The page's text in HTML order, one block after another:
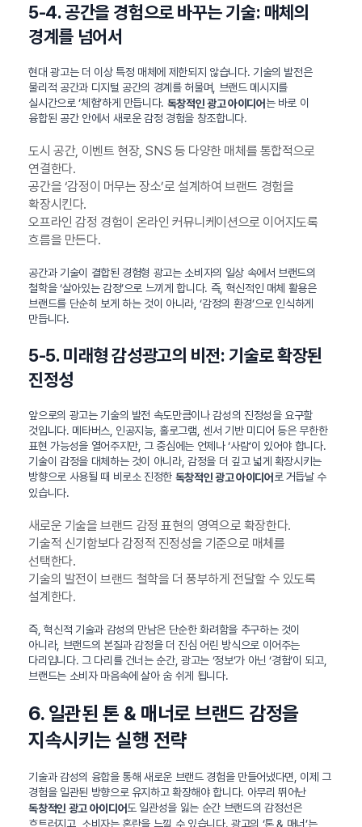
5-4. 공간을 경험으로 바꾸는 기술: 매체의
경계를 넘어서
현대 광고는 더 이상 특정 매체에 제한되지 않습니다. 기술의 발전은
물리적 공간과 디지털 공간의 경계를 허물며, 브랜드 메시지를
실시간으로 ‘체험’하게 만듭니다. 독창적인 광고 아이디어는 바로 이
융합된 공간 안에서 새로운 감정 경험을 창조합니다.
도시 공간, 이벤트 현장, SNS 등 다양한 매체를 통합적으로
연결한다.
공간을 ‘감정이 머무는 장소’로 설계하여 브랜드 경험을
확장시킨다.
오프라인 감정 경험이 온라인 커뮤니케이션으로 이어지도록
흐름을 만든다.
공간과 기술이 결합된 경험형 광고는 소비자의 일상 속에서 브랜드의
철학을 ‘살아있는 감정’으로 느끼게 합니다. 즉, 혁신적인 매체 활용은
브랜드를 단순히 보게 하는 것이 아니라, ‘감정의 환경’으로 인식하게
만듭니다.
5-5. 미래형 감성광고의 비전: 기술로 확장된
진정성
앞으로의 광고는 기술의 발전 속도만큼이나 감성의 진정성을 요구할
것입니다. 메타버스, 인공지능, 홀로그램, 센서 기반 미디어 등은 무한한
표현 가능성을 열어주지만, 그 중심에는 언제나 ‘사람’이 있어야 합니다.
기술이 감정을 대체하는 것이 아니라, 감정을 더 깊고 넓게 확장시키는
방향으로 사용될 때 비로소 진정한 독창적인 광고 아이디어 로 거듭날 수
있습니다.
새로운 기술을 브랜드 감정 표현의 영역으로 확장한다.
기술적 신기함보다 감정적 진정성을 기준으로 매체를
선택한다.
기술의 발전이 브랜드 철학을 더 풍부하게 전달할 수 있도록
설계한다.
즉, 혁신적 기술과 감성의 만남은 단순한 화려함을 추구하는 것이
아니라, 브랜드의 본질과 감정을 더 진심 어린 방식으로 이어주는
다리입니다. 그 다리를 건너는 순간, 광고는 ‘정보’가 아닌 ‘경험’이 되고,
브랜드는 소비자 마음속에 살아 숨 쉬게 됩니다.
6. 일관된 톤 & 매너로 브랜드 감정을
지속시키는 실행 전략
기술과 감성의 융합을 통해 새로운 브랜드 경험을 만들어냈다면, 이제 그
경험을 일관된 방향으로 유지하고 확장해야 합니다. 아무리 뛰어난
독창적인 광고 아이디어도 일관성을 잃는 순간 브랜드의 감정선은
흐트러지고, 소비자는 혼란을 느낄 수 있습니다. 광고의 ‘톤 & 매너’는